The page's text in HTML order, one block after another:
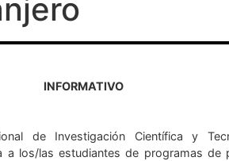
INFORMATIVO
de Investigación Científica y
a los/las estudiantes de programas de